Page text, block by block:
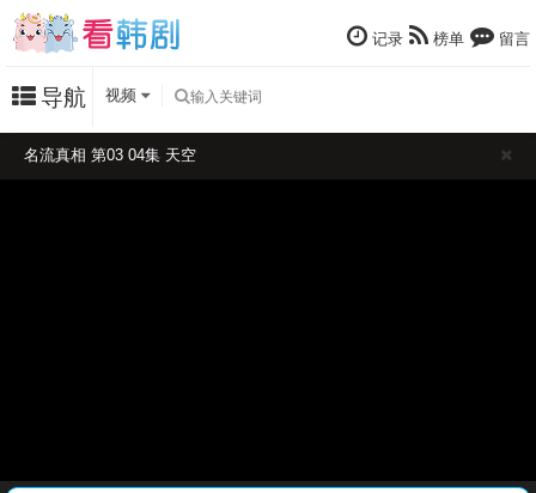
记录 榜单 留言
导航 视频
名流真相 第03 04集 天空